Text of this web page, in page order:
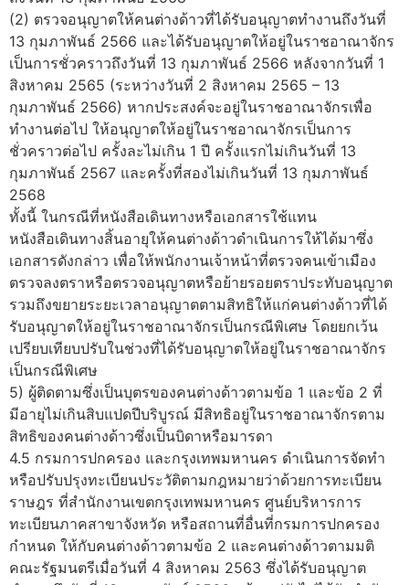
(2) ตรวจอนุญาตให้คนต่างด้าวที่ได้รับอนุญาตทำงานถึงวันที่
13 กุมภาพันธ์ 2566 และได้รับอนุญาตให้อยู่ในราชอาณาจักร
เป็นการชั่วคราวถึงวันที่ 13 กุมภาพันธ์ 2566 หลังจากวันที่ 1
สิงหาคม 2565 (ระหว่างวันที่ 2 สิงหาคม 2565 – 13
กุมภาพันธ์ 2566) หากประสงค์จะอยู่ในราชอาณาจักรเพื่อ
ทำงานต่อไป ให้อนุญาตให้อยู่ในราชอาณาจักรเป็นการ
ชั่วคราวต่อไป ครั้งละไม่เกิน 1 ปี ครั้งแรกไม่เกินวันที่ 13
กุมภาพันธ์ 2567 และครั้งที่สองไม่เกินวันที่ 13 กุมภาพันธ์
2568
ทั้งนี้ ในกรณีที่หนังสือเดินทางหรือเอกสารใช้แทน
หนังสือเดินทางสิ้นอายุให้คนต่างด้าวดำเนินการให้ได้มาซึ่ง
เอกสารดังกล่าว เพื่อให้พนักงานเจ้าหน้าที่ตรวจคนเข้าเมือง
ตรวจลงตราหรือตรวจอนุญาตหรือย้ายรอยตราประทับอนุญาต
รวมถึงขยายระยะเวลาอนุญาตตามสิทธิให้แก่คนต่างด้าวที่ได้
รับอนุญาตให้อยู่ในราชอาณาจักรเป็นกรณีพิเศษ โดยยกเว้น
เปรียบเทียบปรับในช่วงที่ได้รับอนุญาตให้อยู่ในราชอาณาจักร
เป็นกรณีพิเศษ
5) ผู้ติดตามซึ่งเป็นบุตรของคนต่างด้าวตามข้อ 1 และข้อ 2 ที่
มีอายุไม่เกินสิบแปดปีบริบูรณ์ มีสิทธิอยู่ในราชอาณาจักรตาม
สิทธิของคนต่างด้าวซึ่งเป็นบิดาหรือมารดา
4.5 กรมการปกครอง และกรุงเทพมหานคร ดำเนินการจัดทำ
หรือปรับปรุงทะเบียนประวัติตามกฎหมายว่าด้วยการทะเบียน
ราษฎร ที่สำนักงานเขตกรุงเทพมหานคร ศูนย์บริหารการ
ทะเบียนภาคสาขาจังหวัด หรือสถานที่อื่นที่กรมการปกครอง
กำหนด ให้กับคนต่างด้าวตามข้อ 2 และคนต่างด้าวตามมติ
คณะรัฐมนตรีเมื่อวันที่ 4 สิงหาคม 2563 ซึ่งได้รับอนุญาต